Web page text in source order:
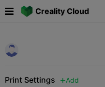
Creality Cloud
Print Settings  Add